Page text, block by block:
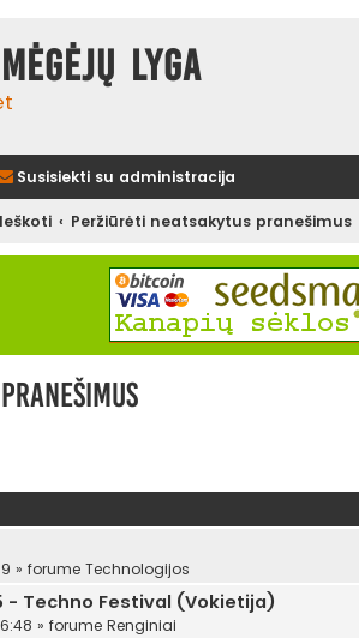
lyga
Susisiekti su administracija
Ieškoti Peržiūrėti neatsakytus pranešimus
» forume Technologijos
- Techno Festival (Vokietija)
» forume Renginiai